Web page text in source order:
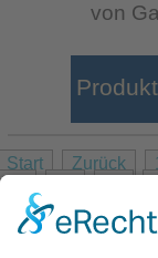
von
Start Zurück